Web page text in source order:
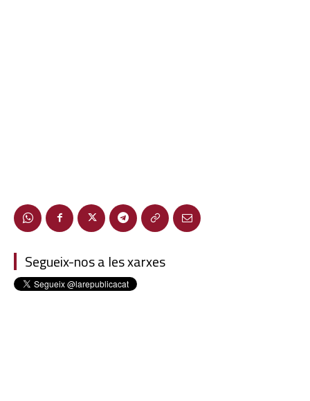
Segueix-nos a les xarxes